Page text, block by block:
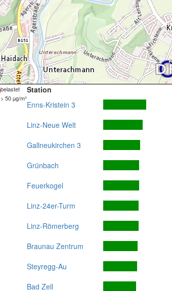
belastet
> 50 µg/m³
Station
Enns-Kristein 3
Linz-Neue Welt
Gallneukirchen 3
Grünbach
Feuerkogel
Linz-24er-Turm
Linz-Römerberg
Braunau Zentrum
Steyregg-Au
Bad Zell